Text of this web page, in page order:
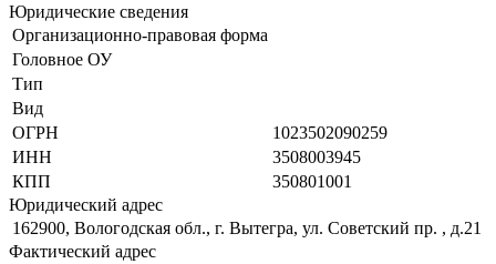
Юридические сведения
Организационно-правовая форма
Головное ОУ
Тип
Вид
ОГРН
1023502090259
ИНН
3508003945
КПП
350801001
Юридический адрес
162900, Вологодская обл., г. Вытегра, ул. Советский пр. , д.21
Фактический адрес